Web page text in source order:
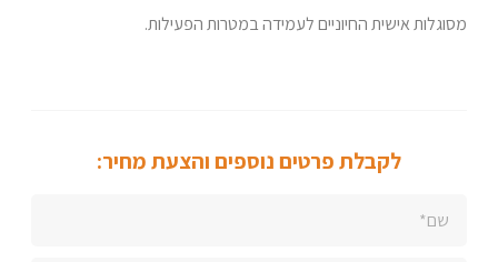
מסוגלות אישית החיוניים לעמידה במטרות הפעילות.
לקבלת פרטים נוספים והצעת מחיר: